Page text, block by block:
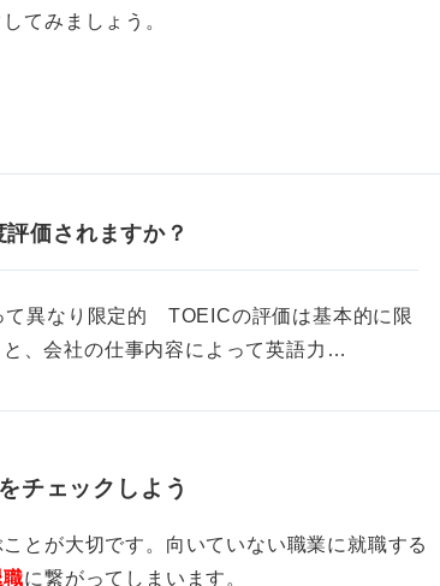
てみましょう。
価されますか？
て異なり限定的 TOEICの評価は基本的に限
、会社の仕事内容によって英語力…
チェックしよう
とが大切です。向いていない職業に就職する
に繋がってしまいます。